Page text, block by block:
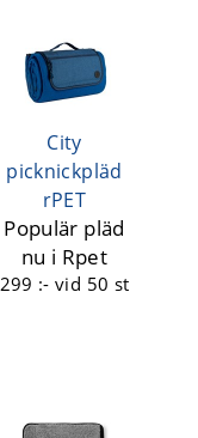
City
picknickpläd
rPET
Populär pläd
nu i Rpet
299 :-vid 50 st